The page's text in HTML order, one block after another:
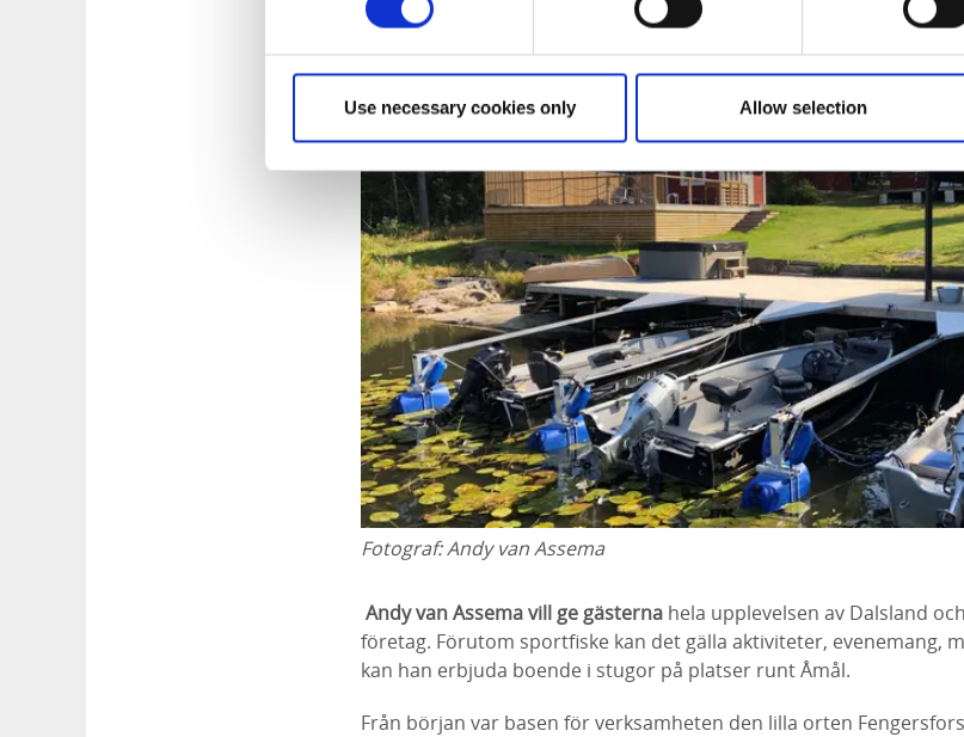
Use necessary cookies only Allow selection
Fotograf:Andy van Assema
Andy van Assema vill ge gästerna hela upplevelsen av Dalsland
företag. Förutom sportfiske kan det gälla aktiviteter, evenemang,
kan han erbjuda boende i stugor på platser runt Åmål.
Från början var basen för verksamheten den lilla orten